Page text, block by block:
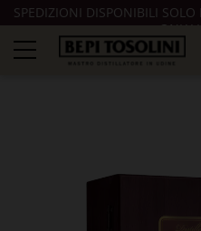
SPEDIZIONI DISPONIBILI
ONLY
navigazione
Toggle